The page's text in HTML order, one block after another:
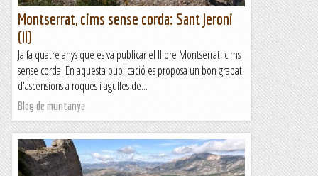
Montserrat, cims sense corda: Sant Jeroni
(II)
Ja fa quatre anys que es va publicar el llibre Montserrat, cims
sense corda. En aquesta publicació es proposa un bon grapat
d'ascensions a roques i agulles de...
Blog de muntanya